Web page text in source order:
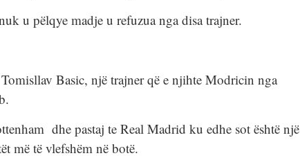
u pëlqye madje u refuzua nga disa trajner.
Basic, një trajner që e njihte Modricin nga
dhe pastaj te Real Madrid ku edhe sot është një
më të vlefshëm në botë.